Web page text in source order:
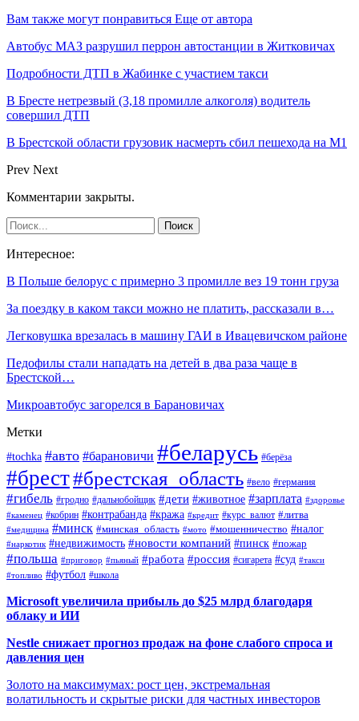
Вам также могут понравиться Еще от автора
Автобус МАЗ разрушил перрон автостанции в Житковичах
Подробности ДТП в Жабинке с участием такси
В Бресте нетрезвый (3,18 промилле алкоголя) водитель
совершил ДТП
В Брестской области грузовик насмерть сбил пешехода на М1
Prev Next
Комментарии закрыты.
Интересное:
В Польше белорус с примерно 3 промилле вез 19 тонн груза
За поездку в каком такси можно не платить, рассказали в…
Легковушка врезалась в машину ГАИ в Ивацевичском районе
Педофилы стали нападать на детей в два раза чаще в
Брестской…
Микроавтобус загорелся в Барановичах
Метки
#tochka #авто #барановичи #беларусь #берёза
#брест#брестская_область #вело #германия
#гибель #гродно #дальнобойщик #дети #животное #зарплата #здоровье
#каменец #кобрин #контрабанда #кража #кредит #курс_валют #литва
#медицина #минск #минская_область #мото #мошенничество #налог
#наркотик #недвижимость #новости компаний #пинск #пожар
#польша #приговор #пьяный #работа #россия #сигарета #суд #такси
#топливо #футбол #школа
Microsoft увеличила прибыль до $25 млрд благодаря
облаку и ИИ
Nestle снижает прогноз продаж на фоне слабого спроса и
давления цен
Золото на максимумах: рост цен, экстремальная
волатильность и скрытые риски для частных инвесторов